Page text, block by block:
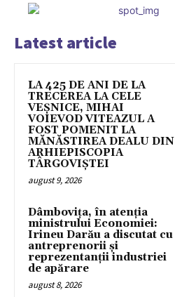
Latest article
LA 425 DE ANI DE LA
TRECEREA LA CELE
VEȘNICE, MIHAI
VOIEVOD VITEAZUL A
FOST POMENIT LA
MĂNĂSTIREA DEALU DIN
ARHIEPISCOPIA
TÂRGOVIȘTEI
august 9, 2026
Dâmbovița, în atenția
ministrului Economiei:
Irineu Darău a discutat cu
antreprenorii și
reprezentanții industriei
de apărare
august 8, 2026